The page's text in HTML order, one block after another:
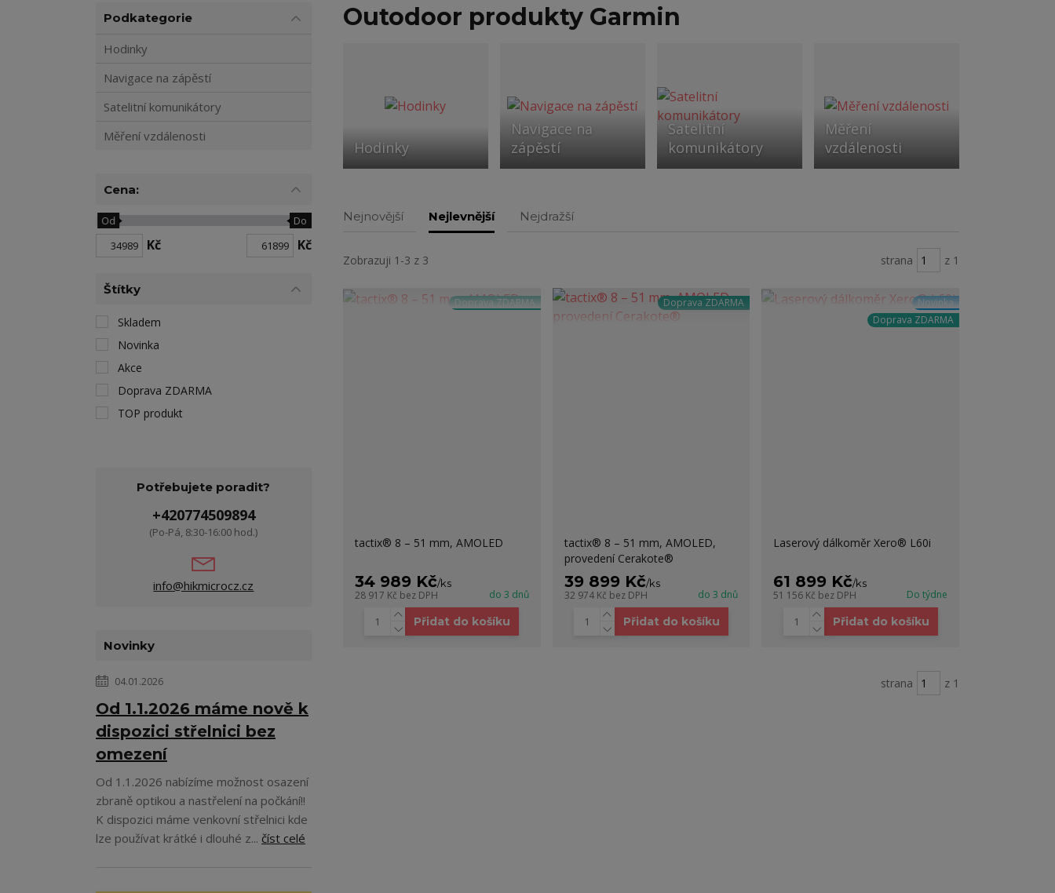
Outodoor produkty Garmin
Hodinky
Navigace na
zápěstí
Satelitní
komunikátory
Měření
vzdálenosti
Nejnovější Nejlevnější Nejdražší
Zobrazuji 1-3 z 3 strana z 1
Doprava ZDARMA
tactix® 8 – 51 mm, AMOLED
34 989 Kč/ks
28 917 Kč bez DPH do 3 dnů
Přidat do košíku
Doprava ZDARMA
tactix® 8 – 51 mm, AMOLED,
provedení Cerakote®
39 899 Kč/ks
32 974 Kč bez DPH do 3 dnů
Přidat do košíku
Novinka
Doprava ZDARMA
Laserový dálkoměr Xero® L60i
61 899 Kč/ks
51 156 Kč bez DPH Do týdne
Přidat do košíku
strana z 1
Podkategorie
Hodinky
Navigace na zápěstí
Satelitní komunikátory
Měření vzdálenosti
Cena:
Kč
Od Do
Kč
Štítky
Skladem
Novinka
Akce
Doprava ZDARMA
TOP produkt
Potřebujete poradit?
+420774509894
(Po-Pá, 8:30-16:00 hod.)
info@hikmicrocz.cz
Novinky
04.01.2026
Od 1.1.2026 máme nově k
dispozici střelnici bez
omezení
Od 1.1.2026 nabízíme možnost osazení
zbraně optikou a nastřelení na počkání!!
K dispozici máme venkovní střelnici kde
lze používat krátké i dlouhé z... číst celé